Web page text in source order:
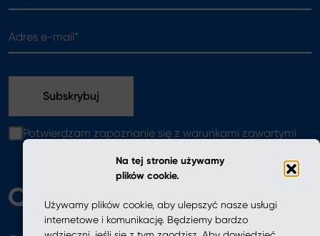
Na tej stronie używamy
plików cookie.
Używamy plików cookie, aby ulepszyć nasze usługi
internetowe i komunikację. Będziemy bardzo
Adres e-mail*
Potwierdzam zapoznanie się z warunkami zawartymi